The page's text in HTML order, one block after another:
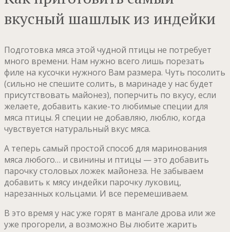
вкусный шашлык из индейки
Подготовка мяса этой чудной птицы не потребует
много времени. Нам нужно всего лишь порезать
филе на кусочки нужного Вам размера. Чуть посолить
(сильно не спешите солить, в маринаде у нас будет
присутствовать майонез), поперчить по вкусу, если
желаете, добавить какие-то любимые специи для
мяса птицы. Я специи не добавляю, люблю, когда
чувствуется натуральный вкус мяса.
А теперь самый простой способ для маринования
мяса любого… и свинины и птицы — это добавить
парочку столовых ложек майонеза. Не забываем
добавить к мясу индейки парочку луковиц,
нарезанных кольцами. И все перемешиваем.
В это время у нас уже горят в мангале дрова или же
уже прогорели, а возможно Вы любите жарить